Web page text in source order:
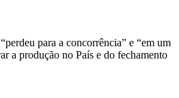
para a concorrência” e “em um
a produção no País e do fechamento